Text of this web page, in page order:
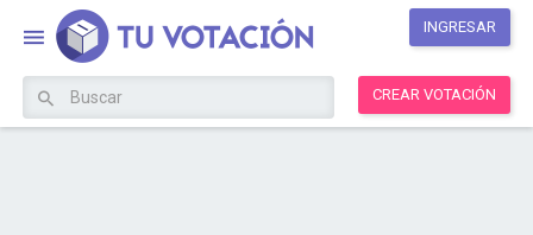
INGRESAR
CREAR VOTACIÓN